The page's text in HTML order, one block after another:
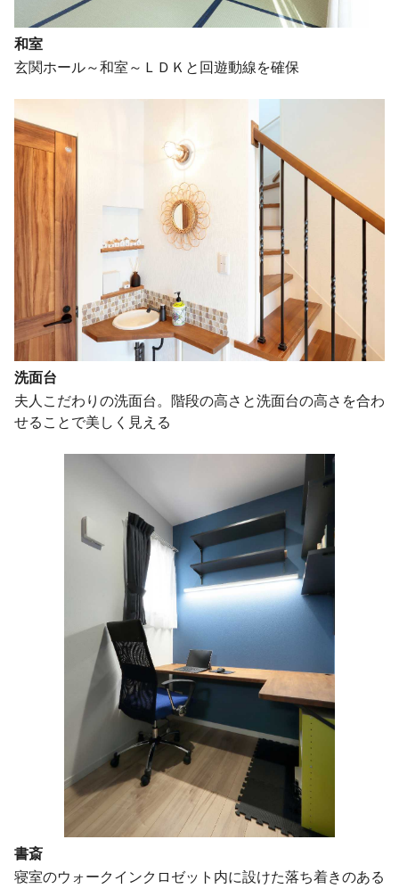
和室
玄関ホール～和室～ＬＤＫと回遊動線を確保
洗面台
夫人こだわりの洗面台。階段の高さと洗面台の高さを合わ
せることで美しく見える
書斎
寝室のウォークインクロゼット内に設けた落ち着きのある